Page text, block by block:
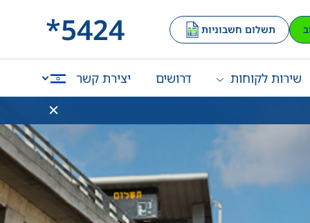
תשלום חשבוניות *5424
שירות לקוחות דרושים
יצירת קשר
English
العربية